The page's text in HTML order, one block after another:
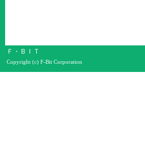
Ｆ・ＢＩＴ
Copyright (c) F-Bit Corporation